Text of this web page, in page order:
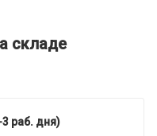
складе
раб. дня)